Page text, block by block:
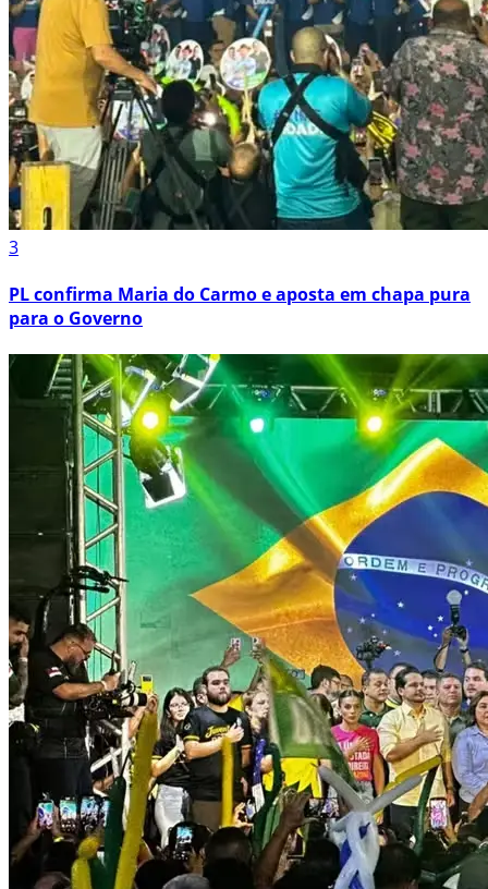
3
PL confirma Maria do Carmo e aposta em chapa pura
para o Governo